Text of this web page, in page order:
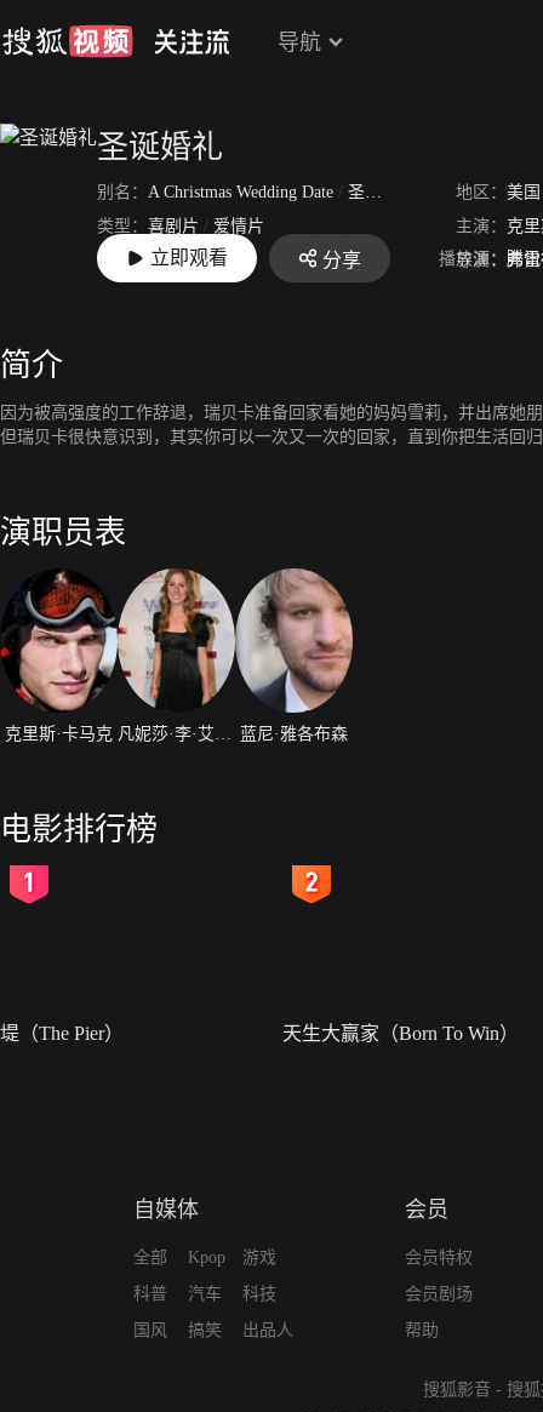
导航
圣诞婚礼
别名： A Christmas Wedding Date / 圣诞婚礼 地区： 美国
类型： 喜剧片 / 爱情片 主演： 克
上映： 2012-11-02 导演： 弗雷
立即观看 分享 播放源： 腾
简介
因为被高强度的工作辞退，瑞贝卡准备回家看她的妈妈雪莉，并出席
但瑞贝卡很快意识到，其实你可以一次又一次的回家，直到你把生活回
演职员表
克里斯·卡马克 蓝尼·雅各布森
电影排行榜
堤（The Pier） 天生大赢家（Born To Win）
自媒体
全部
科普
国风
Kpop
汽车
搞笑
游戏
科技
出品人
会员
会员特权
会员剧场
帮助
搜狐影音 - 搜